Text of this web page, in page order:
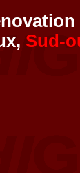
Sud-